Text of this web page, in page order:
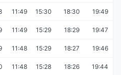
11:49 15:30 18:30 19:49
11:49 15:29 18:29 19:47
11:48 15:29 18:27 19:46
11:48 15:28 18:26 19:44